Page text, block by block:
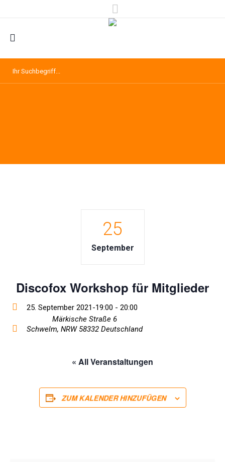
25
September
Discofox Workshop für Mitglieder
25. September 2021-19:00 - 20:00
Märkische Straße 6
Schwelm, NRW 58332 Deutschland
« All Veranstaltungen
ZUM KALENDER HINZUFÜGEN